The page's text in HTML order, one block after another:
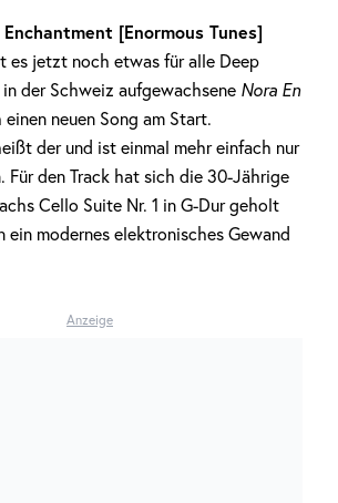
[Enormous Tunes]
es jetzt noch etwas für alle Deep
in der Schweiz aufgewachsene Nora En
neuen Song am Start.
der und ist einmal mehr einfach nur
Für den Track hat sich die 30-Jährige
Cello Suite Nr. 1 in G-Dur geholt
ein modernes elektronisches Gewand
Anzeige